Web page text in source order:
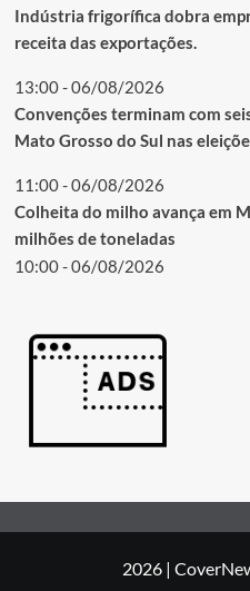
Indústria frigorífica dobra
receita das exportações.
13:00 - 06/08/2026
Convenções terminam com
Mato Grosso do Sul nas
11:00 - 06/08/2026
Colheita do milho avança em
milhões de toneladas
10:00 - 06/08/2026
2026 |